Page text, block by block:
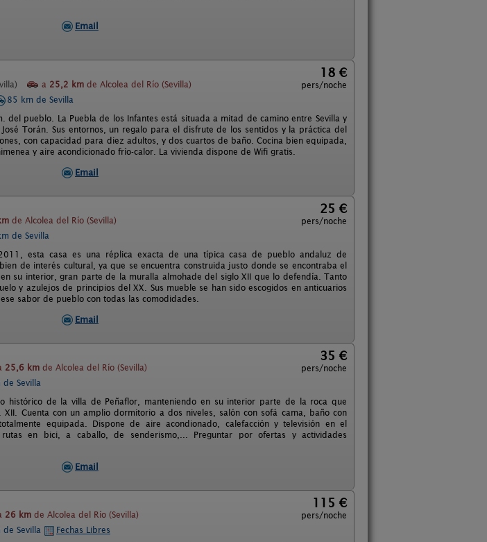
Email
a 25,2 km de Alcolea del Río (Sevilla)
18 €
pers/noche
85 km de Sevilla
del pueblo. La Puebla de los Infantes está situada a mitad de camino entre Sevilla y
Torán. Sus entornos, un regalo para el disfrute de los sentidos y la práctica del
con capacidad para diez adultos, y dos cuartos de baño. Cocina bien equipada,
y aire acondicionado frío-calor. La vivienda dispone de Wifi gratis.
Email
de Alcolea del Río (Sevilla)
25 €
pers/noche
de Sevilla
esta casa es una réplica exacta de una típica casa de pueblo andaluz de
de interés cultural, ya que se encuentra construida justo donde se encontraba el
su interior, gran parte de la muralla almohade del siglo XII que lo defendía. Tanto
y azulejos de principios del XX. Sus mueble se han sido escogidos en anticuarios
sabor de pueblo con todas las comodidades.
Email
25,6 km de Alcolea del Río (Sevilla)
35 €
pers/noche
Sevilla
histórico de la villa de Peñaflor, manteniendo en su interior parte de la roca que
Cuenta con un amplio dormitorio a dos niveles, salón con sofá cama, baño con
equipada. Dispone de aire acondionado, calefacción y televisión en el
en bici, a caballo, de senderismo,... Preguntar por ofertas y actividades
Email
26 km de Alcolea del Río (Sevilla)
115 €
pers/noche
Sevilla
Fechas Libres